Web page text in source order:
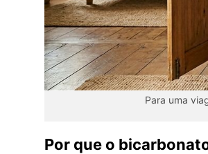
Para uma
Por que o